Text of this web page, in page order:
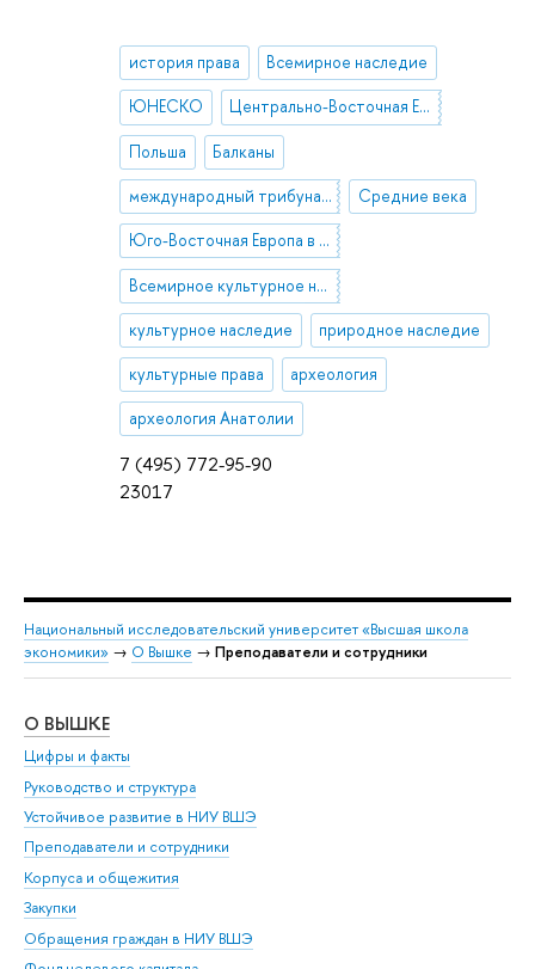
7 (495) 772-95-90
23017
история права Всемирное наследие
ЮНЕСКО Центрально-Восточная Европа
Польша Балканы
международный трибунал по бывшей Югославии Средние века
Юго-Восточная Европа в Средние века
Всемирное культурное наследие
культурное наследие природное наследие
культурные права археология
археология Анатолии
Национальный исследовательский университет «Высшая школа
экономики» → О Вышке → Преподаватели и сотрудники
О ВЫШКЕ
Цифры и факты
Руководство и структура
Устойчивое развитие в НИУ ВШЭ
Преподаватели и сотрудники
Корпуса и общежития
Закупки
Обращения граждан в НИУ ВШЭ